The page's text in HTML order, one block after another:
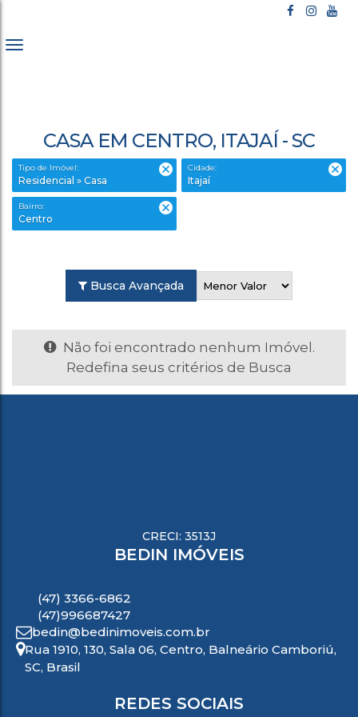
CASA EM CENTRO, ITAJAÍ - SC
Tipo de Imóvel:
Residencial » Casa
Cidade:
Itajaí
Bairro:
Centro
Busca Avançada
Não foi encontrado nenhum Imóvel.
Redefina seus critérios de Busca
CRECI: 3513J
BEDIN IMÓVEIS
(47) 3366-6862
(47)996687427
bedin@bedinimoveis.com.br
Rua 1910, 130, Sala 06, Centro, Balneário Camboriú,
SC, Brasil
REDES SOCIAIS